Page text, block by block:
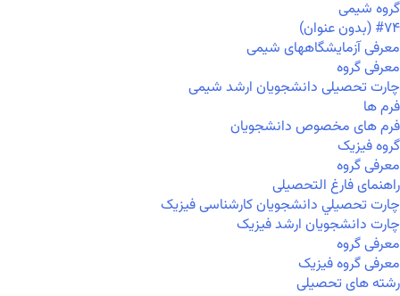
گروه شیمی
#۷۴ (بدون عنوان)
معرفی آزمایشگاههای شیمی
معرفی گروه
چارت تحصیلی دانشجویان ارشد شیمی
فرم ها
فرم های مخصوص دانشجویان
گروه فیزیک
معرفی گروه
راهنمای فارغ التحصیلی
چارت تحصيلي دانشجویان کارشناسی فیزیک
چارت دانشجویان ارشد فیزیک
معرفی گروه
معرفی گروه فیزیک
رشته های تحصیلی